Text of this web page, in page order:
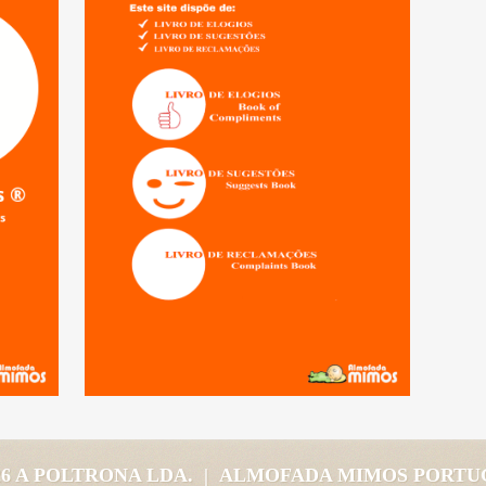
A POLTRONA LDA. | ALMOFADA MIMOS